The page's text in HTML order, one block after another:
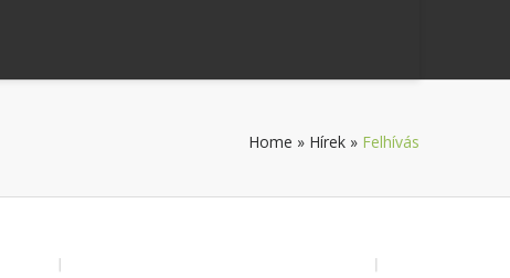
Home » Hírek » Felhívás